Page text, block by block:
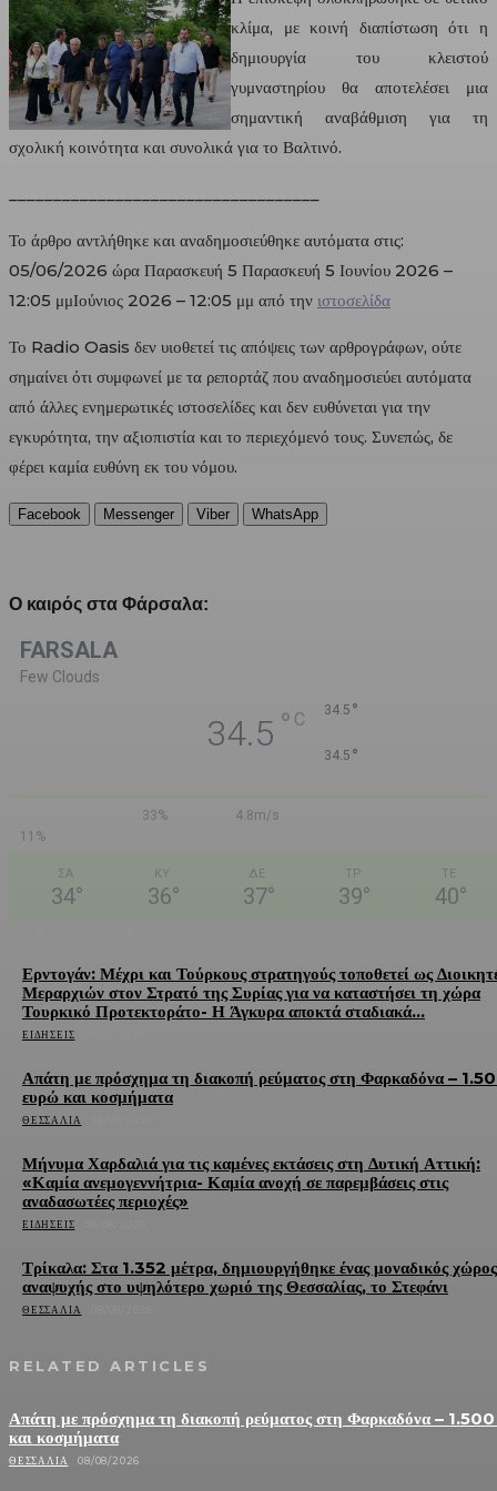
κλίμα, με κοινή διαπίστωση ότι η
δημιουργία του κλειστού
γυμναστηρίου θα αποτελέσει μια
σημαντική αναβάθμιση για τη
σχολική κοινότητα και συνολικά για το Βαλτινό.
Το άρθρο αντλήθηκε και αναδημοσιεύθηκε αυτόματα στις:
05/06/2026 ώρα Παρασκευή 5 Παρασκευή 5 Ιουνίου 2026 –
12:05 μμΙούνιος 2026 – 12:05 μμ από την ιστοσελίδα
Το Radio Oasis δεν υιοθετεί τις απόψεις των αρθρογράφων, ούτε
σημαίνει ότι συμφωνεί με τα ρεπορτάζ που αναδημοσιεύει αυτόματα
από άλλες ενημερωτικές ιστοσελίδες και δεν ευθύνεται για την
εγκυρότητα, την αξιοπιστία και το περιεχόμενό τους. Συνεπώς, δε
φέρει καμία ευθύνη εκ του νόμου.
Facebook Messenger Viber WhatsApp
Ο καιρός στα Φάρσαλα:
FARSALA
Few Clouds
34.5 ° C 34.5 °
34.5 °
33%
4.8m/s
11%
ΣΑ
34°
ΚΥ
36°
ΔΕ
37°
ΤΡ
39°
ΤΕ
40°
Ερντογάν: Μέχρι και Τούρκους στρατηγούς τοποθετεί ως
Μεραρχιών στον Στρατό της Συρίας για να καταστήσει τη χώρα
Τουρκικό Προτεκτοράτο- Η Άγκυρα αποκτά σταδιακά...
ΕΙΔΉΣΕΙΣ
Απάτη με πρόσχημα τη διακοπή ρεύματος στη Φαρκαδόνα –
ευρώ και κοσμήματα
ΘΕΣΣΑΛΊΑ
Μήνυμα Χαρδαλιά για τις καμένες εκτάσεις στη Δυτική Αττική:
«Καμία ανεμογεννήτρια- Καμία ανοχή σε παρεμβάσεις στις
αναδασωτέες περιοχές»
ΕΙΔΉΣΕΙΣ
Τρίκαλα: Στα 1.352 μέτρα, δημιουργήθηκε ένας μοναδικός χώρος
αναψυχής στο υψηλότερο χωριό της Θεσσαλίας, το Στεφάνι
ΘΕΣΣΑΛΊΑ
RELATED ARTICLES
Απάτη με πρόσχημα τη διακοπή ρεύματος στη Φαρκαδόνα –
και κοσμήματα
ΘΕΣΣΑΛΊΑ 08/08/2026